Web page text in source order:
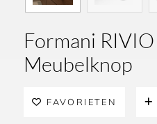
Formani
Meubelknop
FAVORIETEN